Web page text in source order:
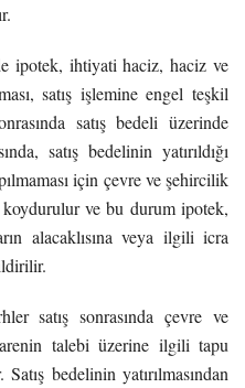
ipotek, ihtiyati haciz, haciz ve
satış işlemine engel teşkil
satış bedeli üzerinde
satış bedelinin yatırıldığı
için çevre ve şehircilik
ve bu durum ipotek,
alacaklısına veya ilgili icra
satış sonrasında çevre ve
talebi üzerine ilgili tapu
bedelinin yatırılmasından